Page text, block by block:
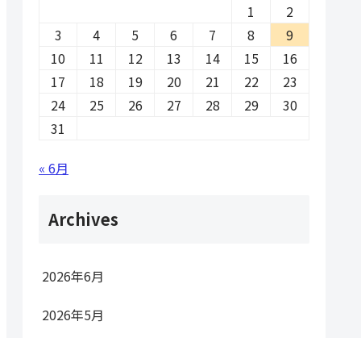
1
2
3
4 5 6 7 8
9
10
11 12 13 14 15
16
17
18 19 20 21 22
23
24
25 26 27 28 29
30
31
« 6月
Archives
2026年6月
2026年5月